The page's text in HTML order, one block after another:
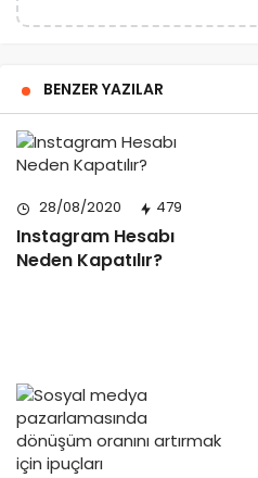
BENZER YAZILAR
28/08/2020 479
Instagram Hesabı
Neden Kapatılır?